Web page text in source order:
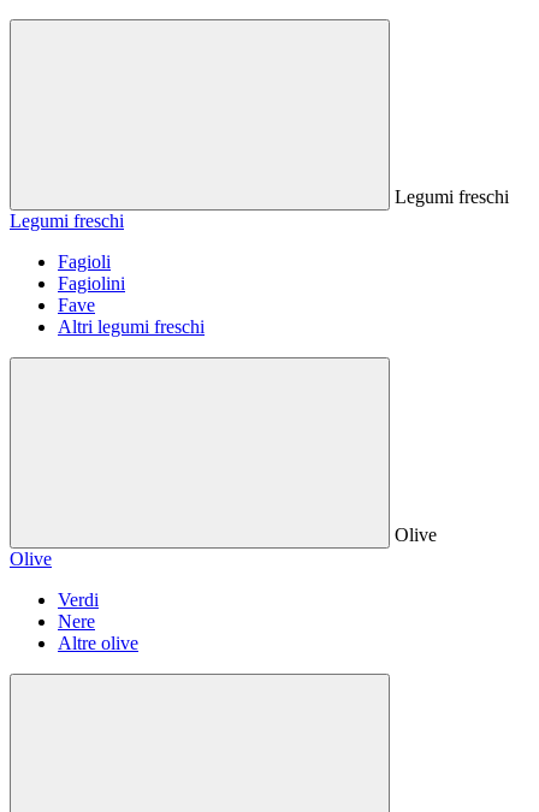
Legumi freschi
Legumi freschi
Fagioli
Fagiolini
Fave
Altri legumi freschi
Olive
Olive
Verdi
Nere
Altre olive